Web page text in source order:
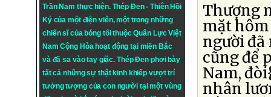
Trần Nam thực hiện. Thép Đen- Thiên Hồi
Ký của một điện viên, một trong những
chiến sĩ của bóng tối thuộc Quân Lực Việt
Nam Cộng Hòa hoạt động tại miền Bắc
và đã sa vào tay giặc. Thép Đen phơi bày
tất cả những sự thật kinh khiếp vượt trí
tưởng tượng của con người tại một vùng
Thượng
mặt
người đã
cũng để
Nam,
nhân